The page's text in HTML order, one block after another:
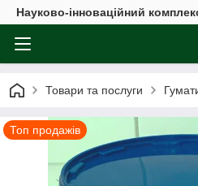
Науково-інноваційний
Товари та послуги
Топ продажів